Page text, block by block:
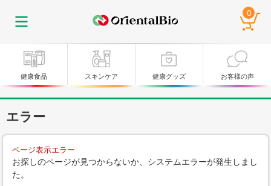
0
健康食品 スキンケア 健康グッズ お客様の声
エラー
ページ表示エラー
お探しのページが見つからないか、システムエラーが発生しまし
た。